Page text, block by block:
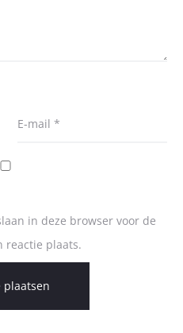
E-mail *
in deze browser voor de
reactie plaats.